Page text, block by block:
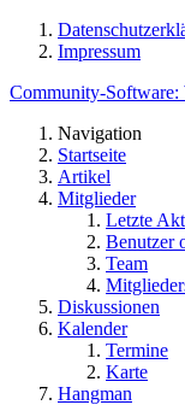
Impressum
Community-Software:
Navigation
Startseite
Artikel
Mitglieder
Letzte
Benutzer
Team
Diskussionen
Kalender
Termine
Karte
Hangman